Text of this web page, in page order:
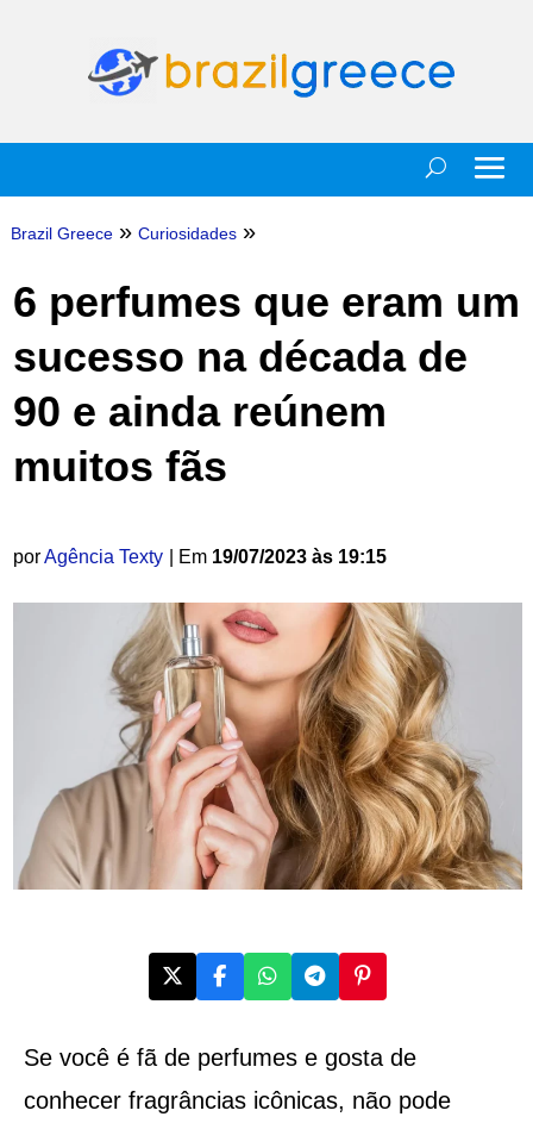
Brazil Greece » Curiosidades »
6 perfumes que eram um
sucesso na década de
90 e ainda reúnem
muitos fãs
porAgência Texty | Em 19/07/2023 às 19:15
Se você é fã de perfumes e gosta de
conhecer fragrâncias icônicas, não pode